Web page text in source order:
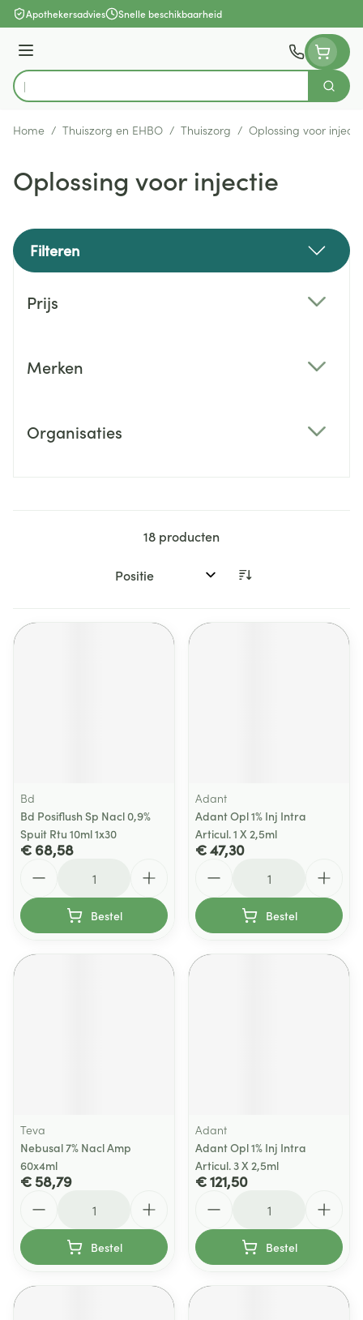
Ga naar de inhoud
Apothekersadvies Snelle beschikbaarheid
Menu
Product, merk, categorie...
Zoek
Home / Thuiszorg en EHBO / Thuiszorg / Oplossing voor
Oplossing voor injectie
Filteren
Prijs
Merken
Organisaties
18 producten
Sorteer op:
Bd
Bd Posiflush Sp Nacl 0,9%
Spuit Rtu 10ml 1x30
€ 68,58
Bestel
Adant
Adant Opl 1% Inj Intra
Articul. 1 X 2,5ml
€ 47,30
Bestel
Teva
Nebusal 7% Nacl Amp
60x4ml
€ 58,79
Bestel
Adant
Adant Opl 1% Inj Intra
Articul. 3 X 2,5ml
€ 121,50
Bestel